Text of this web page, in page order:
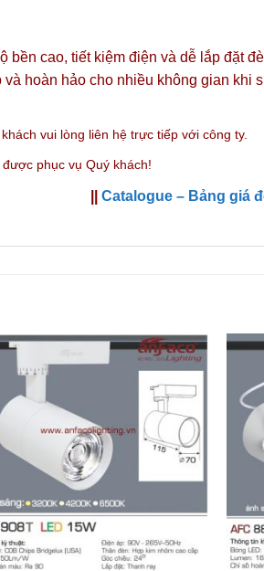
bền cao, tiết kiệm điện và dễ lắp đặt
hoàn hảo cho nhiều không gian khi
vui lòng liên hệ trực tiếp với công ty.
phục vụ Quý khách!
Catalogue – Bảng giá
+